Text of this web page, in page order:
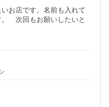
お店です。名前も入れて
　次回もお願いしたいと